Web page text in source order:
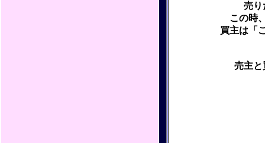
売り
この時
買主は「
売主と